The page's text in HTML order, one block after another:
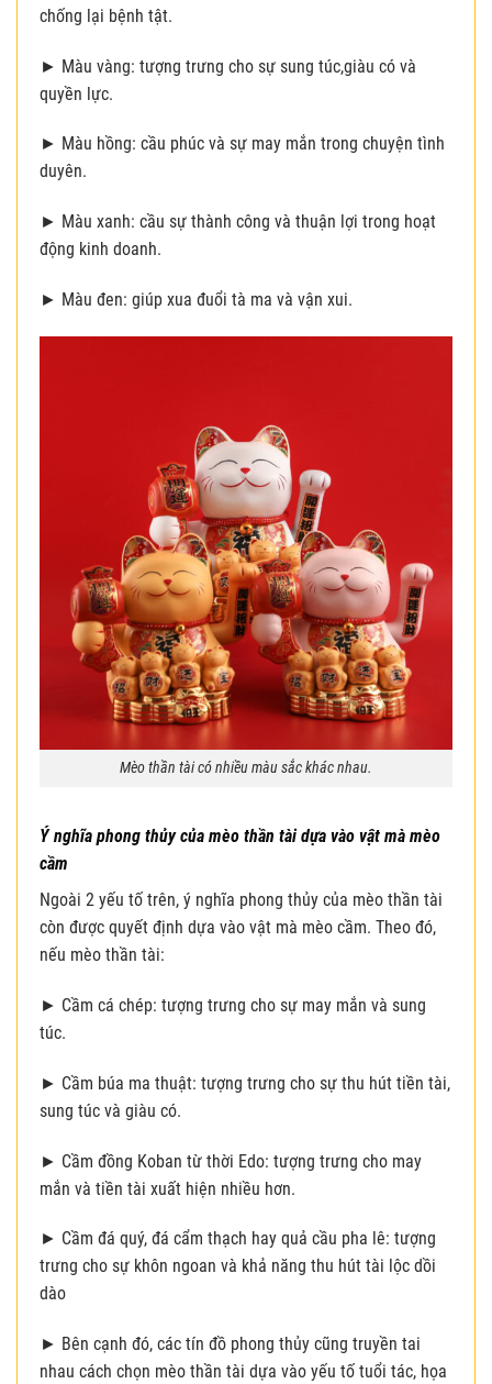
chống lại bệnh tật.
► Màu vàng: tượng trưng cho sự sung túc,giàu có và
quyền lực.
► Màu hồng: cầu phúc và sự may mắn trong chuyện tình
duyên.
► Màu xanh: cầu sự thành công và thuận lợi trong hoạt
động kinh doanh.
► Màu đen: giúp xua đuổi tà ma và vận xui.
Mèo thần tài có nhiều màu sắc khác nhau.
Ý nghĩa phong thủy của mèo thần tài dựa vào vật mà mèo
cầm
Ngoài 2 yếu tố trên, ý nghĩa phong thủy của mèo thần tài
còn được quyết định dựa vào vật mà mèo cầm. Theo đó,
nếu mèo thần tài:
► Cầm cá chép: tượng trưng cho sự may mắn và sung
túc.
► Cầm búa ma thuật: tượng trưng cho sự thu hút tiền tài,
sung túc và giàu có.
► Cầm đồng Koban từ thời Edo: tượng trưng cho may
mắn và tiền tài xuất hiện nhiều hơn.
► Cầm đá quý, đá cẩm thạch hay quả cầu pha lê: tượng
trưng cho sự khôn ngoan và khả năng thu hút tài lộc dồi
dào
► Bên cạnh đó, các tín đồ phong thủy cũng truyền tai
nhau cách chọn mèo thần tài dựa vào yếu tố tuổi tác, họa